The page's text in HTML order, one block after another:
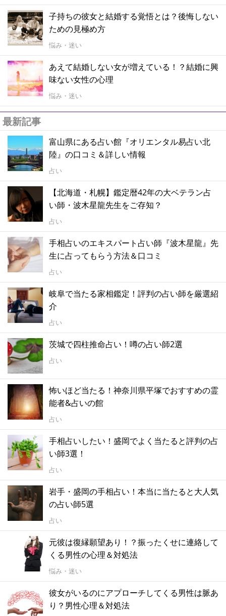
子持ちの彼女と結婚する覚悟とは？後悔しない
ための見極め方
悩み・迷い
あえて結婚しない女が増えている！？結婚に興
味ない女性の心理
悩み・迷い
最新記事
富山県にある占い館『オリエンタル易占い北
陸』の口コミ＆詳しい情報
占い
【北海道・札幌】鑑定暦42年の大ベテラン占
い師・波木星龍先生をご存知？
占い
手相占いのエキスパート占い師『波木星龍』先
生に占ってもらう方法＆口コミ
占い
岐阜で当たる家相鑑定！評判の占い師を厳選紹
介
占い
茨城で四柱推命占い！噂の占い師2選
占い
怖いほど当たる！神奈川県平塚でおすすめの霊
能者&占いの館
占い
手相占いしたい！盛岡でよく当たると評判の占
い師3選！
占い
岩手・盛岡の手相占い！本当に当たると大人気
の占い師5選
占い
元彼は復縁願望あり！？振ったくせに連絡して
くる男性の心理＆対処法
悩み・迷い
彼女がいるのにアプローチしてくる男性は脈あ
り？男性心理＆対処法